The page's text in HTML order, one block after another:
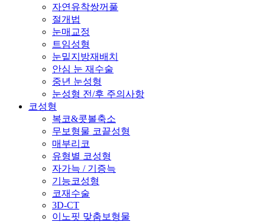
자연유착쌍꺼풀
절개법
눈매교정
트임성형
눈밑지방재배치
안심 눈 재수술
중년 눈성형
눈성형 전/후 주의사항
코성형
복코&콧볼축소
무보형물 코끝성형
매부리코
유형별 코성형
자가늑 / 기증늑
기능코성형
코재수술
3D-CT
이노핏 맞춤보형물